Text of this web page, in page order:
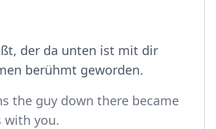
der da unten ist mit dir
berühmt geworden.
the guy down there became
with you.